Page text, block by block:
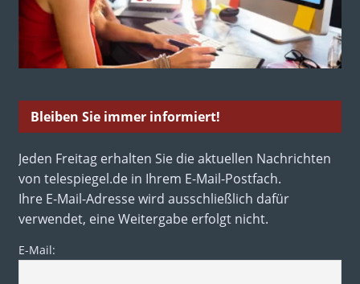
Bleiben Sie immer informiert!
Jeden Freitag erhalten Sie die aktuellen Nachrichten
von telespiegel.de in Ihrem E-Mail-Postfach.
Ihre E-Mail-Adresse wird ausschließlich dafür
verwendet, eine Weitergabe erfolgt nicht.
E-Mail: